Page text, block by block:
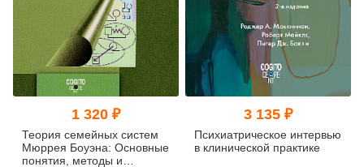
1 320 ₽
Теория семейных систем
Мюррея Боуэна: Основные
понятия, методы и
3 135 ₽
Психиатрическое интервью
в клинической практике